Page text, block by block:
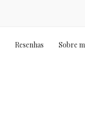
Resenhas Sobre